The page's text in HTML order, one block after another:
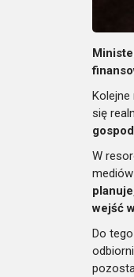
Kolejne
się
W
wejść
Do